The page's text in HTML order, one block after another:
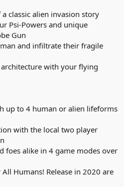
classic alien invasion story
Psi-Powers and unique
Gun
and infiltrate their fragile
with your flying
up to 4 human or alien lifeforms
with the local two player
foes alike in 4 game modes over
Humans! Release in 2020 are